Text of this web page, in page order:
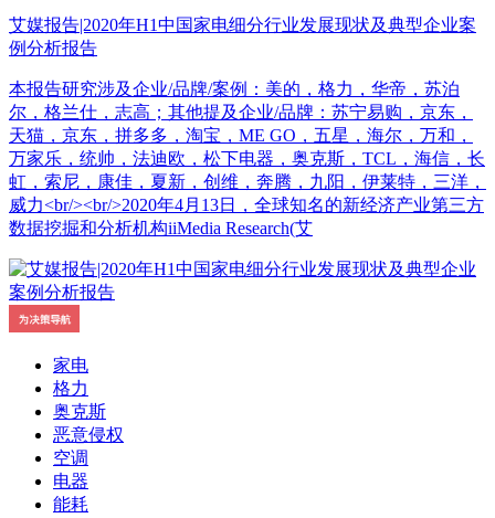
艾媒报告|2020年H1中国家电细分行业发展现状及典型企业案
例分析报告
本报告研究涉及企业/品牌/案例：美的，格力，华帝，苏泊
尔，格兰仕，志高；其他提及企业/品牌：苏宁易购，京东，
天猫，京东，拼多多，淘宝，ME GO，五星，海尔，万和，
万家乐，统帅，法迪欧，松下电器，奥克斯，TCL，海信，长
虹，索尼，康佳，夏新，创维，奔腾，九阳，伊莱特，三洋，
威力<br/><br/>2020年4月13日，全球知名的新经济产业第三方
数据挖掘和分析机构iiMedia Research(艾
家电
格力
奥克斯
恶意侵权
空调
电器
能耗